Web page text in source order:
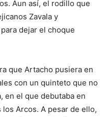
Aun así, el rodillo que
Zavala y
dejar el choque
que Artacho pusiera en
con un quinteto que no
en el que debutaba en
Arcos. A pesar de ello,